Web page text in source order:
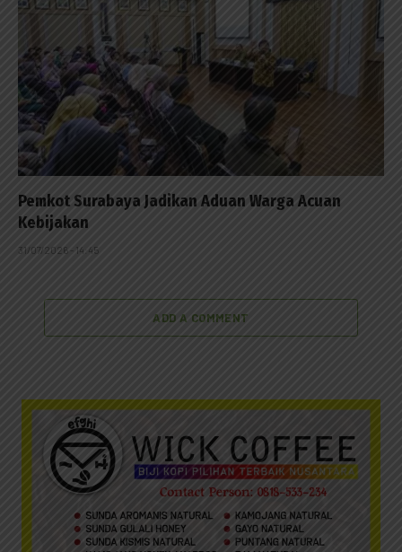
Pemkot Surabaya Jadikan Aduan Warga Acuan
Kebijakan
31/07/2026 - 14:45
ADD A COMMENT